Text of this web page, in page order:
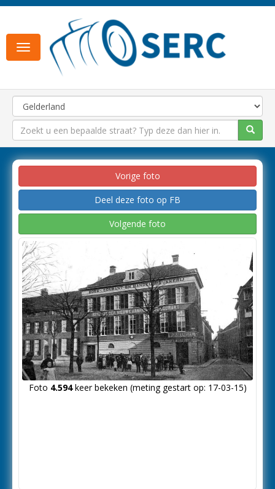
Toggle
navigation
Vorige foto
Deel deze foto op FB
Volgende foto
Foto 4.594keer bekeken (meting gestart op: 17-03-15)